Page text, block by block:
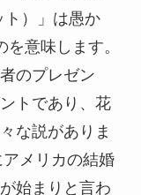
ト）」は愚か
意味します。
のプレゼン
トであり、花
な説がありま
メリカの結婚
始まりと言わ